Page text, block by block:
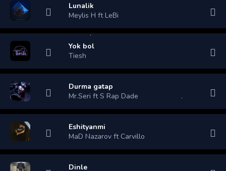
Lunalik
Meylis H ft LeBi
Yok bol
Tiesh
Durma gatap
Mr.Seri ft S Rap Dade
Eshityanmi
MaD Nazarov ft Carvillo
Dinle